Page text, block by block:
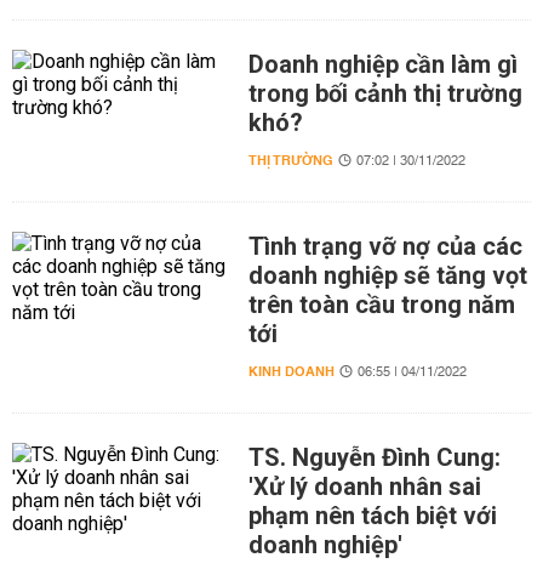
Doanh nghiệp cần làm gì
trong bối cảnh thị trường
khó?
THỊ TRƯỜNG 07:02 | 30/11/2022
Tình trạng vỡ nợ của các
doanh nghiệp sẽ tăng vọt
trên toàn cầu trong năm
tới
KINH DOANH 06:55 | 04/11/2022
TS. Nguyễn Đình Cung:
'Xử lý doanh nhân sai
phạm nên tách biệt với
doanh nghiệp'